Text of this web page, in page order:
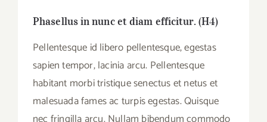
Phasellus in nunc et diam efficitur. (H4)
Pellentesque id libero pellentesque, egestas
sapien tempor, lacinia arcu. Pellentesque
habitant morbi tristique senectus et netus et
malesuada fames ac turpis egestas. Quisque